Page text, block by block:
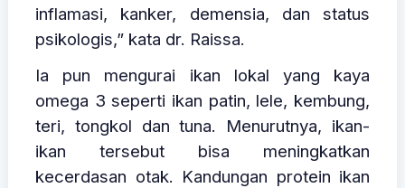
inflamasi, kanker, demensia, dan status
psikologis,” kata dr. Raissa.
Ia pun mengurai ikan lokal yang kaya
omega 3 seperti ikan patin, lele, kembung,
teri, tongkol dan tuna. Menurutnya, ikan-
ikan tersebut bisa meningkatkan
kecerdasan otak. Kandungan protein ikan